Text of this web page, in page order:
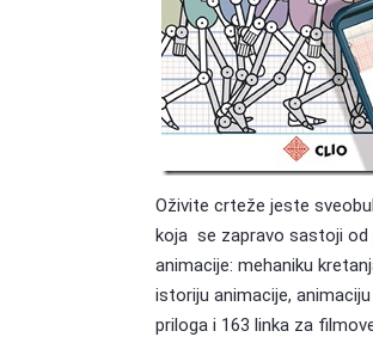
Oživite crteže jeste
koja se zapravo sastoji od
animacije: mehaniku
istoriju animacije,
priloga i 163 linka za